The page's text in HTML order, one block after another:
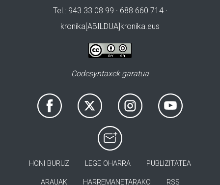
Tel.: 943 33 08 99 · 688 660 714 ·
kronika[ABILDUA]kronika.eus
Codesyntaxek garatua
HONI BURUZ LEGE OHARRA PUBLIZITATEA
ARAUAK HARREMANETARAKO RSS